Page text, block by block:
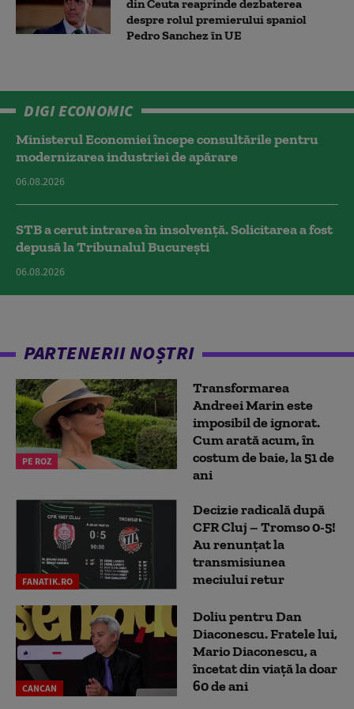
din Ceuta reaprinde dezbaterea
despre rolul premierului spaniol
Pedro Sanchez în UE
DIGI ECONOMIC
Ministerul Economiei începe consultările pentru
modernizarea industriei de apărare
06.08.2026
STB a cerut intrarea în insolvență. Solicitarea a fost
depusă la Tribunalul București
06.08.2026
PARTENERII NOȘTRI
PE ROZ
Transformarea
Andreei Marin este
imposibil de ignorat.
Cum arată acum, în
costum de baie, la 51 de
ani
FANATIK.RO
Decizie radicală după
CFR Cluj – Tromso 0-5!
Au renunțat la
transmisiunea
meciului retur
CANCAN
Doliu pentru Dan
Diaconescu. Fratele lui,
Mario Diaconescu, a
încetat din viață la doar
60 de ani